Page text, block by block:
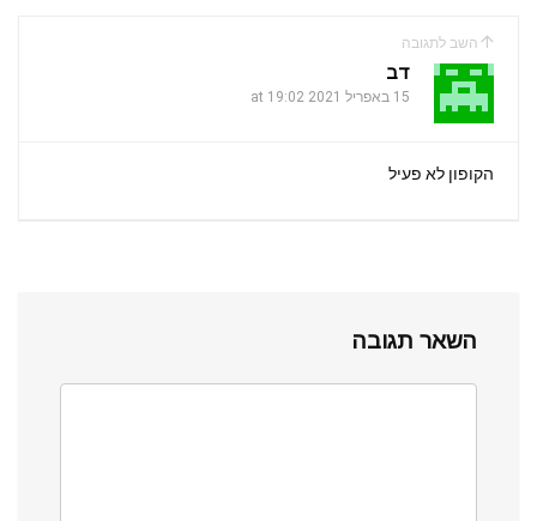
השב לתגובה
דב
15 באפריל 2021 at 19:02
הקופון לא פעיל
השאר תגובה